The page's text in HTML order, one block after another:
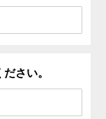
さい。